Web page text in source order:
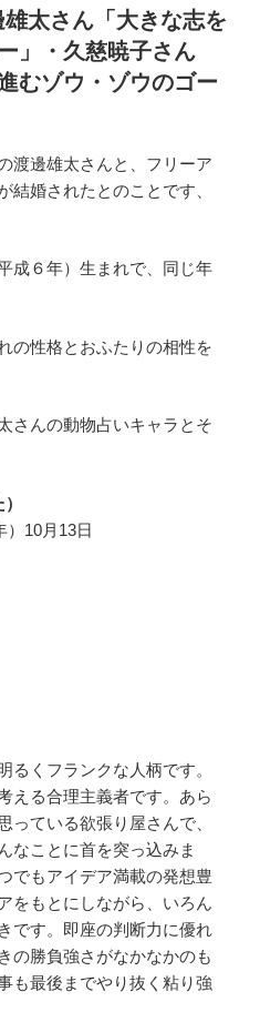
太さん「大きな志を
」・久慈暁子さん
むゾウ・ゾウのゴー
渡邊雄太さんと、フリーア
結婚されたとのことです、
成６年）生まれで、同じ年
の性格とおふたりの相性を
さんの動物占いキャラとそ
）10月13日
るくフランクな人柄です。
える合理主義者です。あら
っている欲張り屋さんで、
なことに首を突っ込みま
でもアイデア満載の発想豊
をもとにしながら、いろん
です。即座の判断力に優れ
の勝負強さがなかなかのも
も最後までやり抜く粘り強